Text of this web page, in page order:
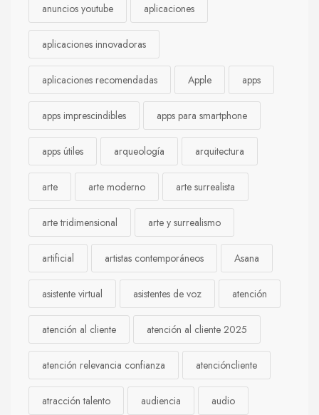
anuncios youtube aplicaciones
aplicaciones innovadoras
aplicaciones recomendadas Apple apps
apps imprescindibles apps para smartphone
apps útiles arqueología arquitectura
arte arte moderno arte surrealista
arte tridimensional arte y surrealismo
artificial artistas contemporáneos Asana
asistente virtual asistentes de voz atención
atención al cliente atención al cliente 2025
atención relevancia confianza atencióncliente
atracción talento audiencia audio